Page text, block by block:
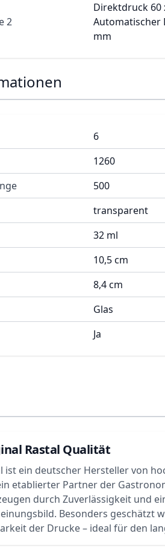
2
Direktdruck 60
Automatischer
mm
6
1260
500
transparent
32 ml
10,5 cm
8,4 cm
Glas
Ja
Rastal Qualität
ist ein deutscher Hersteller von
etablierter Partner der
durch Zuverlässigkeit und
Besonders geschätzt
der Drucke – ideal für den